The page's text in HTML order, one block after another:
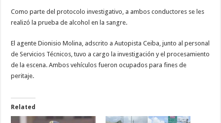
Como parte del protocolo investigativo, a ambos conductores se les
realizó la prueba de alcohol en la sangre.
El agente Dionisio Molina, adscrito a Autopista Ceiba, junto al personal
de Servicios Técnicos, tuvo a cargo la investigación y el procesamiento
de la escena. Ambos vehículos fueron ocupados para fines de
peritaje.
Related